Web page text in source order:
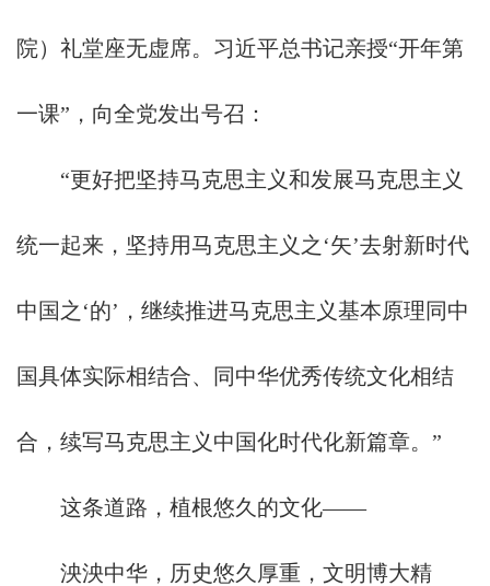
院）礼堂座无虚席。习近平总书记亲授“开年第
一课”，向全党发出号召：
“更好把坚持马克思主义和发展马克思主义
统一起来，坚持用马克思主义之‘矢’去射新时代
中国之‘的’，继续推进马克思主义基本原理同中
国具体实际相结合、同中华优秀传统文化相结
合，续写马克思主义中国化时代化新篇章。”
这条道路，植根悠久的文化——
泱泱中华，历史悠久厚重，文明博大精